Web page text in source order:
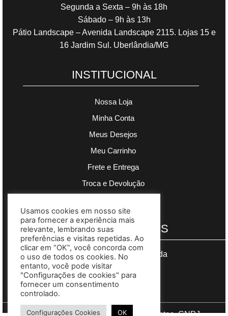
Segunda a Sexta – 9h às 18h
Sábado – 9h às 13h
Pátio Landscape – Avenida Landscape 2115. Lojas 15 e
16 Jardim Sul. Uberlândia/MG
INSTITUCIONAL
Nossa Loja
Minha Conta
Meus Desejos
Meu Carrinho
Frete e Entrega
Troca e Devolução
PAGAMENTOS
Segurança garantida
Copyright © 2023 Madre Complementos. CNPJ
Usamos cookies em nosso site
para fornecer a experiência mais
relevante, lembrando suas
preferências e visitas repetidas. Ao
clicar em “OK”, você concorda com
o uso de todos os cookies. No
entanto, você pode visitar
"Configurações de cookies" para
fornecer um consentimento
controlado.
Configurações Cookies OK